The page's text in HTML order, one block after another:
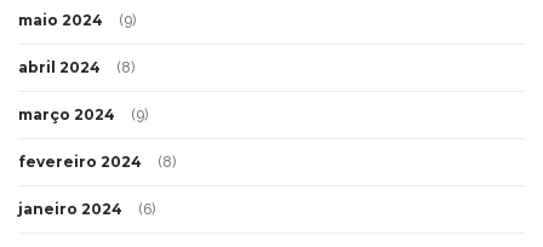
maio 2024 (9)
abril 2024 (8)
março 2024 (9)
fevereiro 2024 (8)
janeiro 2024 (6)